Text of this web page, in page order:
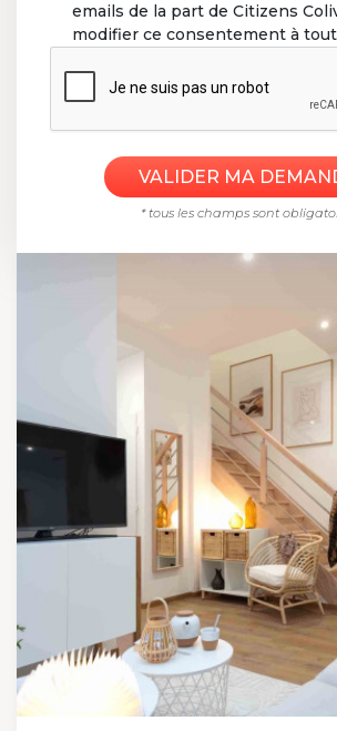
emails de la part de Citizens
modifier ce consentement à
* tous les champs sont